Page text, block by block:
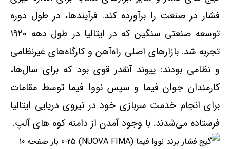
فشار در صنعت را برآورده کند. فرآیندها، در طول دوره
توسعه صنعتی سنگین که در ایتالیا در طول دهه 1920
تجربه شد. بازارهای اصلی راه‌آهن و کارگاه‌های غیرنظامی
و نظامی بودند: پیوند آنقدر قوی بود که برای سال‌ها،
کارمندان جوان فیما و سپس نووا فیما توسط مقامات
برای انجام خدمت سربازی خود در نیروی دریایی ایتالیا
فرستاده می‌شدند. با وجود آمدن از دامنه کوه های آلپ.